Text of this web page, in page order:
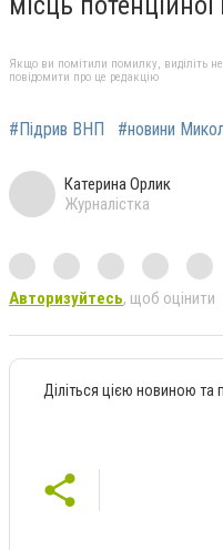
Якщо ви помітили помилку, виділіть
повідомити про це редакцію
#Підрив ВНП #новини
Катерина Орлик
Журналістка
Авторизуйтесь, щоб оцінити
Діліться цією новиною та